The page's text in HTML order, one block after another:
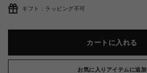
ギフト：ラッピング不可
カートに入れる
お気に入りアイテムに追加